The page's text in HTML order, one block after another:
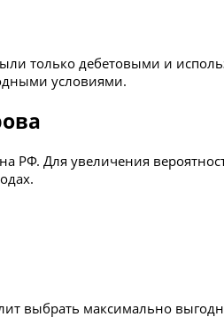
только дебетовыми и
условиями.
РФ. Для увеличения
выбрать максимально